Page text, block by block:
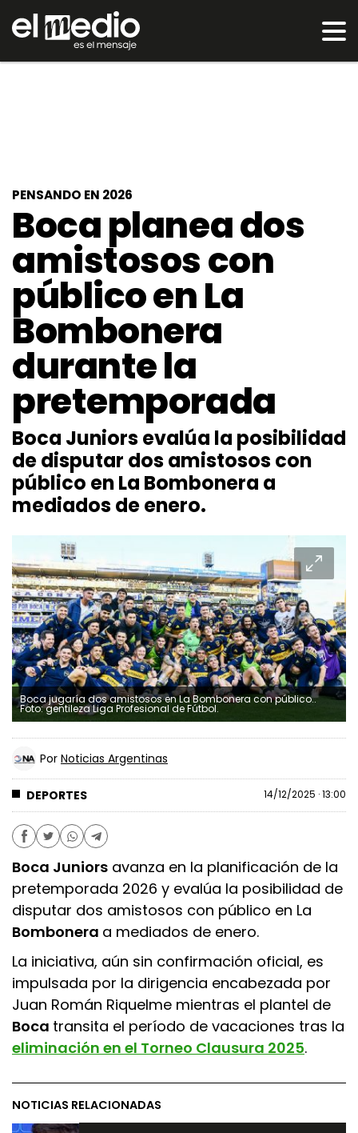
PENSANDO EN 2026
Boca planea dos
amistosos con
público en La
Bombonera
durante la
pretemporada
Boca Juniors evalúa la posibilidad
de disputar dos amistosos con
público en La Bombonera a
mediados de enero.
Boca jugaría dos amistosos en La Bombonera con público..
Foto: gentileza Liga Profesional de Fútbol.
DEPORTES
Por Noticias Argentinas
14/12/2025 · 13:00
Boca Juniors avanza en la planificación de la
pretemporada 2026 y evalúa la posibilidad de
disputar dos amistosos con público en La
Bombonera a mediados de enero.
La iniciativa, aún sin confirmación oficial, es
impulsada por la dirigencia encabezada por
Juan Román Riquelme mientras el plantel de
Boca transita el período de vacaciones tras la
eliminación en el Torneo Clausura 2025.
NOTICIAS RELACIONADAS